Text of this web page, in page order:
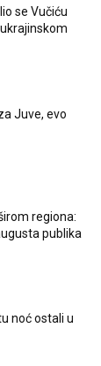
se Vučiću
Juve, evo
regiona:
publika
noć ostali u